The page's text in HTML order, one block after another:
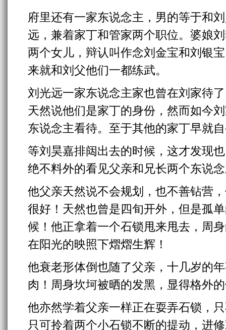
府里还有一家东说念主，男的等于和
远，兼着家丁和管家两个职位。婆娘
两个女儿，辩认叫作念刘金宝和刘银
来就和刘父他们一都练武。
刘光远一家东说念主家也曾在刘家待
天然说他们是家丁的身份，然而如今
东说念主看待。至于其他的家丁早就
等刘昊嘉排闼出去的时候，这才发现
绝不料外的看见父亲和兄长两个东说
他父亲天然说不会规划，也不善钻营
很好！天然也曾是四旬开外，但是孤
候！他正拿着一个石锁甩来甩去，周
在阳光的映照下熠熠生辉！
他衰老形体倒也随了父亲，十几岁的
肉！周身坎坷被晒的发黑，显得格外
他亦然学着父亲一样正在耍弄石锁，
只可拎着两个小石锁不断的提动，进